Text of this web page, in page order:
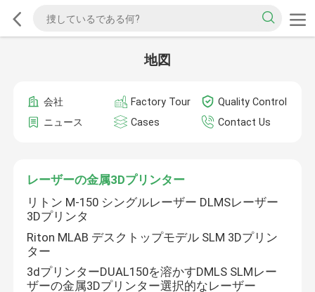
地図
会社 Factory Tour
Quality Control
ニュース
Cases Contact Us
レーザーの金属3Dプリンター
リトン M-150 シングルレーザー DLMSレーザー
3Dプリンタ
Riton MLAB デスクトップモデル SLM 3Dプリン
ター
3dプリンターDUAL150を溶かすDMLS SLMレー
ザーの金属3Dプリンター選択的なレーザー